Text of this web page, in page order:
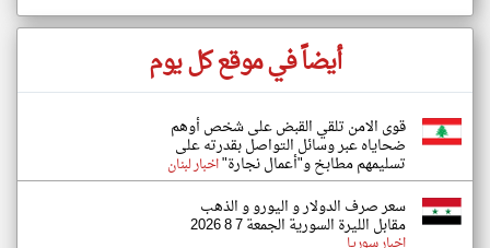
أيضاً في موقع كل يوم
قوى الامن تلقي القبض على شخص أوهم
ضحاياه عبر وسائل التواصل بقدرته على
تسليمهم مطابخ و"أعمال نجارة"اخبار لبنان
سعر صرف الدولار و اليورو و الذهب
مقابل الليرة السورية الجمعة 7 8 2026